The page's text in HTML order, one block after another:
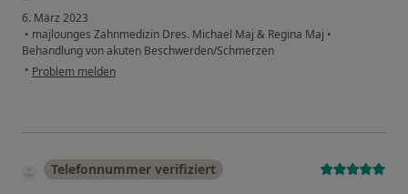
6. März 2023
• majlounges Zahnmedizin Dres. Michael Maj & Regina Maj •
Behandlung von akuten Beschwerden/Schmerzen
• Problem melden
Telefonnummer verifiziert